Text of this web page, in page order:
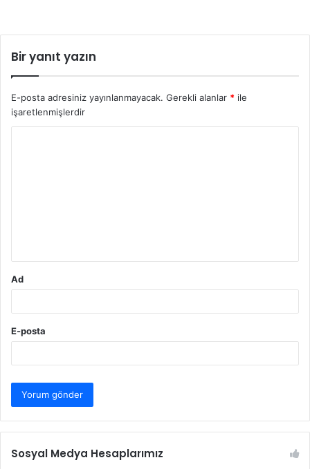
Bir yanıt yazın
E-posta adresiniz yayınlanmayacak. Gerekli alanlar * ile
işaretlenmişlerdir
Ad
E-posta
Sosyal Medya Hesaplarımız